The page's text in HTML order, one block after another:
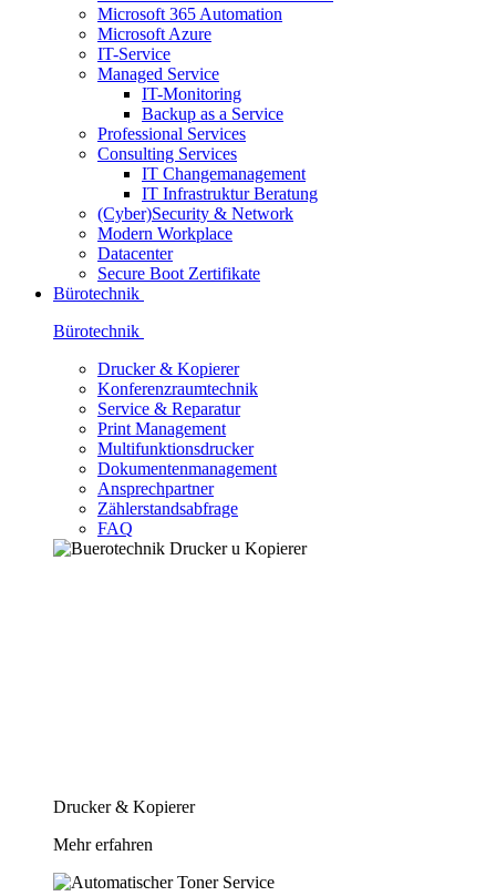
Microsoft 365 Automation
Microsoft Azure
IT-Service
Managed Service
IT-Monitoring
Backup as a Service
Professional Services
Consulting Services
IT Changemanagement
IT Infrastruktur Beratung
(Cyber)Security & Network
Modern Workplace
Datacenter
Secure Boot Zertifikate
Bürotechnik
Bürotechnik
Drucker & Kopierer
Konferenzraumtechnik
Service & Reparatur
Print Management
Multifunktionsdrucker
Dokumentenmanagement
Ansprechpartner
Zählerstandsabfrage
FAQ
Drucker & Kopierer
Mehr erfahren